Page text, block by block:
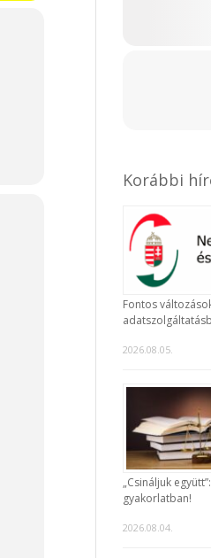
Korábbi
Fontos
2026.08.05.
„Csináljuk
gyakorlatban!
2026.08.04.